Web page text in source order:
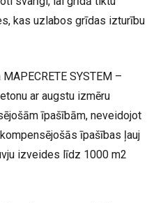
kas uzlabos grīdas izturību
SYSTEM –
ar augstu izmēru
īpašībām, neveidojot
īpašības ļauj
izveides līdz 1000 m2